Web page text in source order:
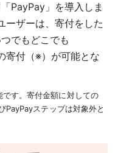
PayPay」を導入しま
ーザーは、寄付をした
でもどこでも
寄付（※）が可能とな
す。寄付金額に対しての
PayPayステップは対象外と